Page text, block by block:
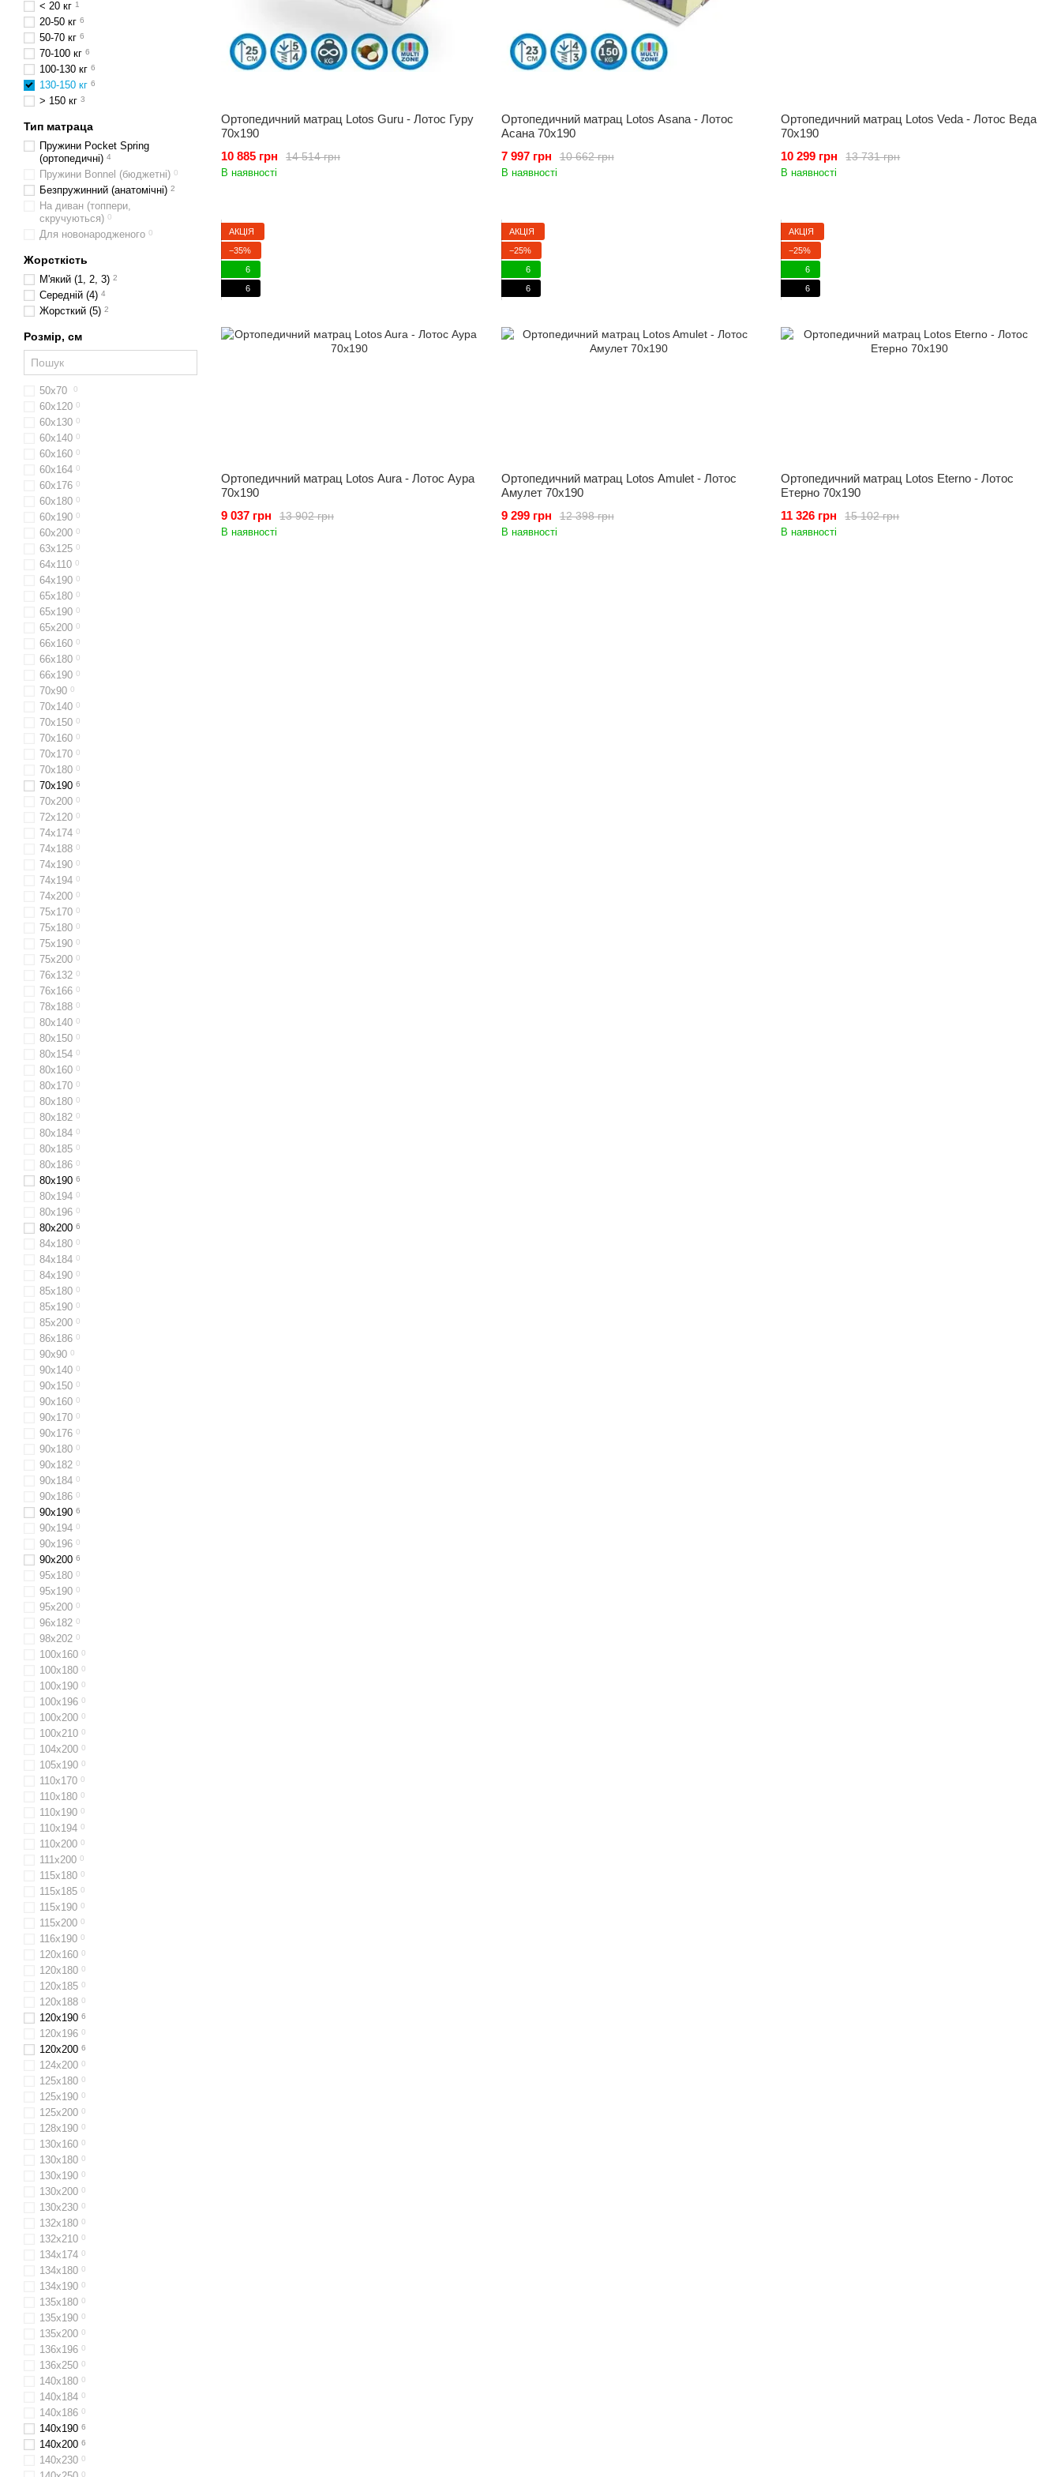
Ортопедичний матрац Lotos Guru - Лотос Гуру
70x190
14 514 грн
10 885 грн
В наявності
Ортопедичний матрац Lotos Asana - Лотос
Асана 70x190
10 662 грн
7 997 грн
В наявності
Ортопедичний матрац Lotos Veda - Лотос Веда
70x190
13 731 грн
10 299 грн
В наявності
АКЦІЯ
−35%
6
6
Ортопедичний матрац Lotos Aura - Лотос Аура
70x190
13 902 грн
9 037 грн
В наявності
АКЦІЯ
−25%
6
6
Ортопедичний матрац Lotos Amulet - Лотос
Амулет 70x190
12 398 грн
9 299 грн
В наявності
АКЦІЯ
−25%
6
6
Ортопедичний матрац Lotos Eterno - Лотос
Етерно 70x190
15 102 грн
11 326 грн
В наявності
< 20 кг 1
20-50 кг 6
50-70 кг 6
70-100 кг 6
100-130 кг 6
130-150 кг 6
> 150 кг 3
Тип матраца
Пружини Pocket Spring
(ортопедичні) 4
Пружини Bonnel (бюджетні) 0
Безпружинний (анатомічні) 2
На диван (топпери,
скручуються) 0
Для новонародженого 0
Жорсткість
М'який (1, 2, 3) 2
Середній (4) 4
Жорсткий (5) 2
Розмір, см
50х70 0
60x120 0
60х130 0
60x140 0
60х160 0
60x164 0
60х176 0
60х180 0
60х190 0
60х200 0
63x125 0
64х110 0
64x190 0
65x180 0
65х190 0
65х200 0
66x160 0
66х180 0
66х190 0
70х90 0
70x140 0
70x150 0
70x160 0
70х170 0
70x180 0
70x190 6
70x200 0
72x120 0
74х174 0
74х188 0
74х190 0
74х194 0
74х200 0
75х170 0
75х180 0
75х190 0
75х200 0
76x132 0
76x166 0
78х188 0
80х140 0
80x150 0
80х154 0
80х160 0
80x170 0
80х180 0
80х182 0
80х184 0
80х185 0
80x186 0
80x190 6
80х194 0
80х196 0
80x200 6
84х180 0
84x184 0
84х190 0
85х180 0
85х190 0
85х200 0
86х186 0
90х90 0
90х140 0
90x150 0
90x160 0
90х170 0
90х176 0
90x180 0
90х182 0
90х184 0
90x186 0
90x190 6
90х194 0
90x196 0
90x200 6
95х180 0
95х190 0
95х200 0
96х182 0
98х202 0
100x160 0
100х180 0
100х190 0
100х196 0
100x200 0
100х210 0
104x200 0
105х190 0
110х170 0
110x180 0
110x190 0
110x194 0
110х200 0
111x200 0
115х180 0
115х185 0
115х190 0
115х200 0
116x190 0
120x160 0
120x180 0
120x185 0
120х188 0
120x190 6
120х196 0
120x200 6
124x200 0
125х180 0
125х190 0
125х200 0
128x190 0
130х160 0
130x180 0
130х190 0
130x200 0
130x230 0
132x180 0
132х210 0
134х174 0
134х180 0
134х190 0
135х180 0
135х190 0
135х200 0
136х196 0
136x250 0
140х180 0
140х184 0
140х186 0
140x190 6
140x200 6
140x230 0
0